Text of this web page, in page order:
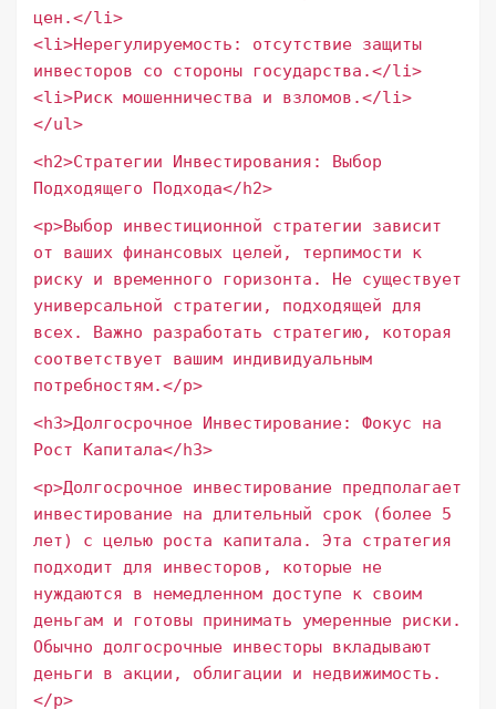
цен.</li>
<li>Нерегулируемость: отсутствие защиты
инвесторов со стороны государства.</li>
<li>Риск мошенничества и взломов.</li>
</ul>
<h2>Стратегии Инвестирования: Выбор
Подходящего Подхода</h2>
<p>Выбор инвестиционной стратегии зависит
от ваших финансовых целей, терпимости к
риску и временного горизонта. Не существует
универсальной стратегии, подходящей для
всех. Важно разработать стратегию, которая
соответствует вашим индивидуальным
потребностям.</p>
<h3>Долгосрочное Инвестирование: Фокус на
Рост Капитала</h3>
<p>Долгосрочное инвестирование предполагает
инвестирование на длительный срок (более 5
лет) с целью роста капитала. Эта стратегия
подходит для инвесторов, которые не
нуждаются в немедленном доступе к своим
деньгам и готовы принимать умеренные риски.
Обычно долгосрочные инвесторы вкладывают
деньги в акции, облигации и недвижимость.
</p>